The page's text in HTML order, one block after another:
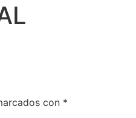
con *